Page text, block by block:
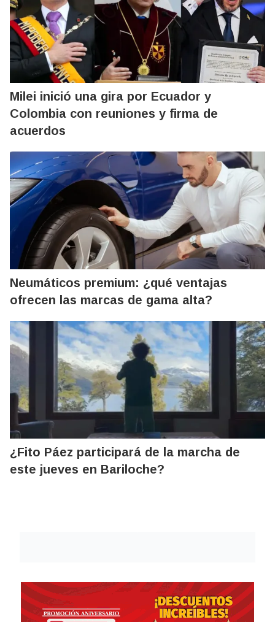
Milei inició una gira por Ecuador y
Colombia con reuniones y firma de
acuerdos
Neumáticos premium: ¿qué ventajas
ofrecen las marcas de gama alta?
¿Fito Páez participará de la marcha de
este jueves en Bariloche?